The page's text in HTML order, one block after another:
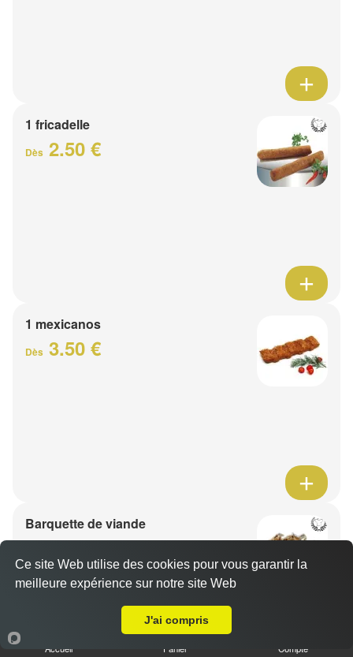
1 fricadelle
Dès 2.50 €
1 mexicanos
Dès 3.50 €
Barquette de viande
7.50 €
1 viande au choix
Accueil Panier Compte
Ce site Web utilise des cookies pour vous garantir la
meilleure expérience sur notre site Web
J'ai compris